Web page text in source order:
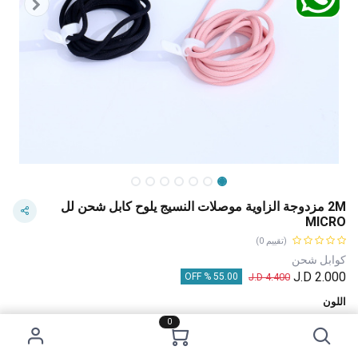
0
2M مزدوجة الزاوية موصلات النسيج يلوح كابل شحن لل
MICRO
(تقييم 0)
كوابل شحن
2.000
4.400
J.D
55.00 % OFF
اللون